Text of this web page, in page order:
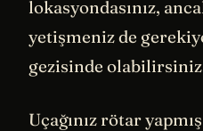
lokasyondasınız,
yetişmeniz de
gezisinde
Uçağınız rötar